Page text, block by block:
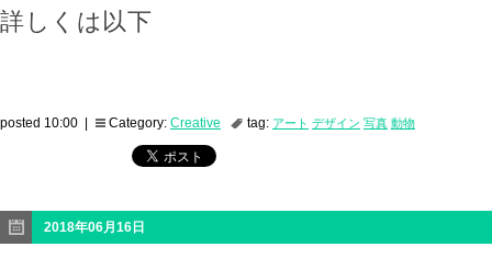
詳しくは以下
posted 10:00 | Category: Creative tag: アート デザイン 写真 動物
2018年06月16日